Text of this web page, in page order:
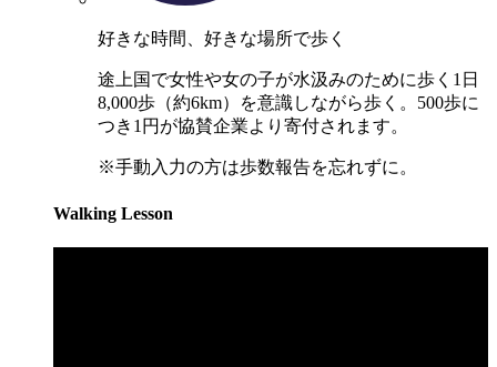
好きな時間、好きな場所で歩く
途上国で女性や女の子が水汲みのために歩く1日
8,000歩（約6km）を意識しながら歩く。500歩に
つき1円が協賛企業より寄付されます。
※手動入力の方は歩数報告を忘れずに。
Walking Lesson